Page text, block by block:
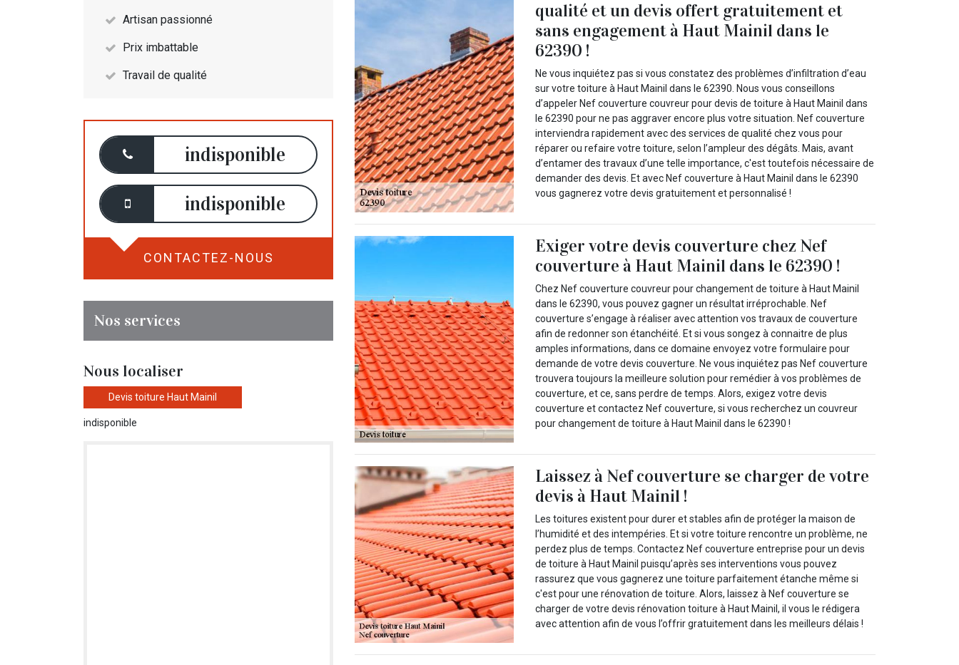
Artisan passionné
Prix imbattable
Travail de qualité
indisponible
indisponible
CONTACTEZ-NOUS
Nos services
Nous localiser
Devis toiture Haut Mainil
indisponible
qualité et un devis offert gratuitement et
sans engagement à Haut Mainil dans le
62390 !
Ne vous inquiétez pas si vous constatez des problèmes d’infiltration d’eau
sur votre toiture à Haut Mainil dans le 62390. Nous vous conseillons
d’appeler Nef couverture couvreur pour devis de toiture à Haut Mainil dans
le 62390 pour ne pas aggraver encore plus votre situation. Nef couverture
interviendra rapidement avec des services de qualité chez vous pour
réparer ou refaire votre toiture, selon l’ampleur des dégâts. Mais, avant
d’entamer des travaux d’une telle importance, c'est toutefois nécessaire de
demander des devis. Et avec Nef couverture à Haut Mainil dans le 62390
vous gagnerez votre devis gratuitement et personnalisé !
Exiger votre devis couverture chez Nef
couverture à Haut Mainil dans le 62390 !
Chez Nef couverture couvreur pour changement de toiture à Haut Mainil
dans le 62390, vous pouvez gagner un résultat irréprochable. Nef
couverture s’engage à réaliser avec attention vos travaux de couverture
afin de redonner son étanchéité. Et si vous songez à connaitre de plus
amples informations, dans ce domaine envoyez votre formulaire pour
demande de votre devis couverture. Ne vous inquiétez pas Nef couverture
trouvera toujours la meilleure solution pour remédier à vos problèmes de
couverture, et ce, sans perdre de temps. Alors, exigez votre devis
couverture et contactez Nef couverture, si vous recherchez un couvreur
pour changement de toiture à Haut Mainil dans le 62390 !
Laissez à Nef couverture se charger de votre
devis à Haut Mainil !
Les toitures existent pour durer et stables afin de protéger la maison de
l’humidité et des intempéries. Et si votre toiture rencontre un problème, ne
perdez plus de temps. Contactez Nef couverture entreprise pour un devis
de toiture à Haut Mainil puisqu’après ses interventions vous pouvez
rassurez que vous gagnerez une toiture parfaitement étanche même si
c'est pour une rénovation de toiture. Alors, laissez à Nef couverture se
charger de votre devis rénovation toiture à Haut Mainil, il vous le rédigera
avec attention afin de vous l’offrir gratuitement dans les meilleurs délais !